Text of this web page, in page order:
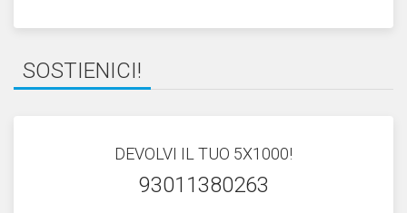
SOSTIENICI!
DEVOLVI IL TUO 5X1000!
93011380263